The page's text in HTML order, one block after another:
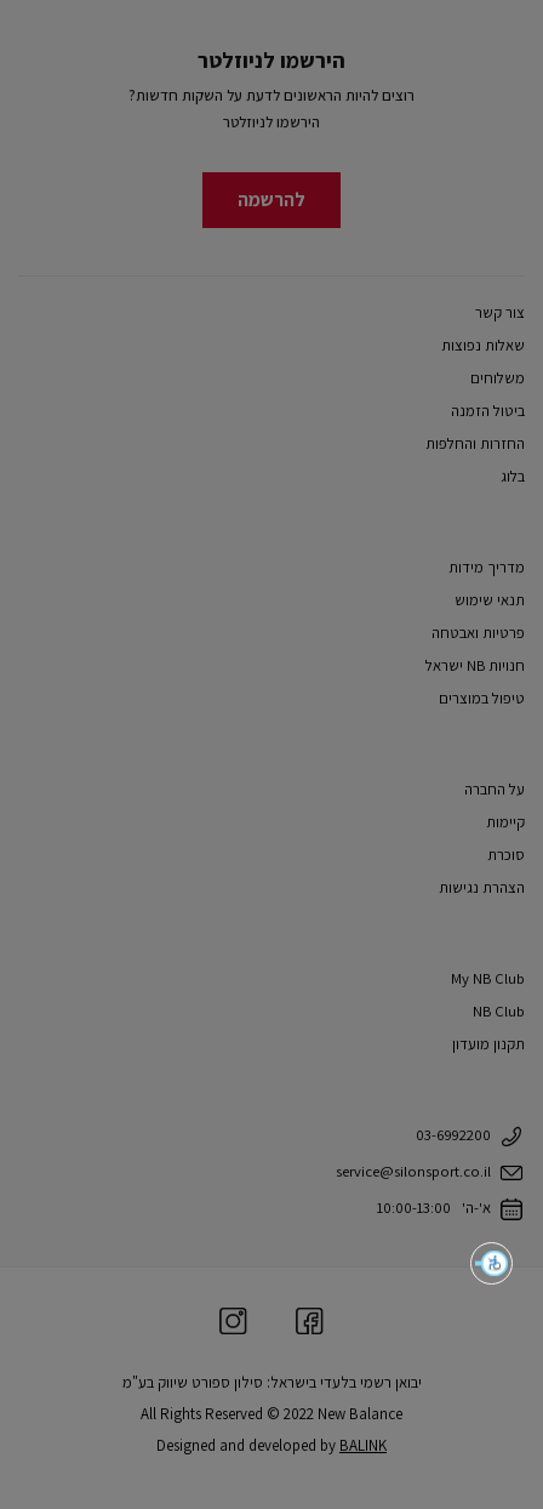
הירשמו לניוזלטר
רוצים להיות הראשונים לדעת על השקות חדשות?
הירשמו לניוזלטר
להרשמה
צור קשר
שאלות נפוצות
משלוחים
ביטול הזמנה
החזרות והחלפות
בלוג
מדריך מידות
תנאי שימוש
פרטיות ואבטחה
חנויות NB ישראל
טיפול במוצרים
על החברה
קיימות
סוכרת
הצהרת נגישות
My NB Club
NB Club
תקנון מועדון
03-6992200
service@silonsport.co.il
א'-ה' 10:00-13:00
יבואן רשמי בלעדי בישראל: סילון ספורט שיווק בע"מ
All Rights Reserved © 2022 New Balance
Designed and developed by BALINK